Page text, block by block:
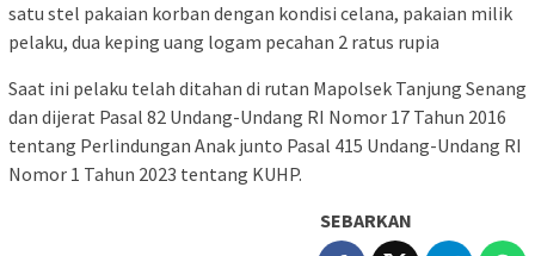
satu stel pakaian korban dengan kondisi celana, pakaian milik
pelaku, dua keping uang logam pecahan 2 ratus rupia
Saat ini pelaku telah ditahan di rutan Mapolsek Tanjung Senang
dan dijerat Pasal 82 Undang-Undang RI Nomor 17 Tahun 2016
tentang Perlindungan Anak junto Pasal 415 Undang-Undang RI
Nomor 1 Tahun 2023 tentang KUHP.
SEBARKAN